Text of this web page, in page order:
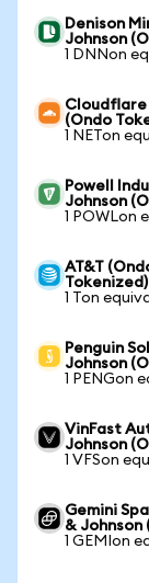
Denison
Johnson
1 DNNon
Cloudflare
(Ondo
1 NETon
Powell
Johnson
1 POWLon
AT&T
Tokenized)
1 Ton
Penguin
Johnson
1 PENGon
VinFast
Johnson
1 VFSon
Gemini
& Johnson
1 GEMIon